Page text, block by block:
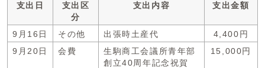
支出日
支出区
分
支出内容 支出金額
9月16日 その他 出張時土産代
4,400円
9月20日
会費
生駒商工会議所青年部
創立40周年記念祝賀
15,000円